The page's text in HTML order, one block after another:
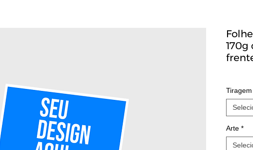
Tiragem
Arte *